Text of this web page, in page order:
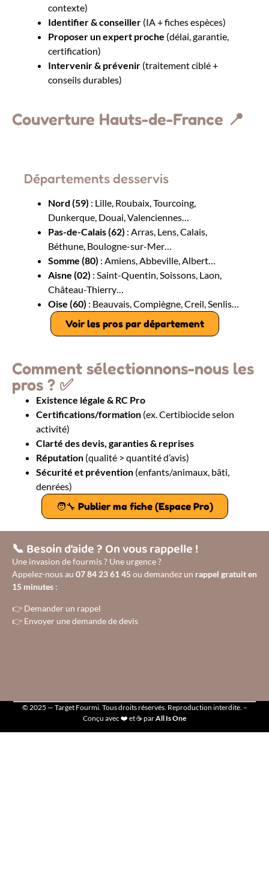
contexte)
Identifier & conseiller (IA + fiches espèces)
Proposer un expert proche (délai, garantie,
certification)
Intervenir & prévenir (traitement ciblé +
conseils durables)
Couverture Hauts-de-France 📍
Départements desservis
Nord (59) : Lille, Roubaix, Tourcoing,
Dunkerque, Douai, Valenciennes…
Pas-de-Calais (62) : Arras, Lens, Calais,
Béthune, Boulogne-sur-Mer…
Somme (80) : Amiens, Abbeville, Albert…
Aisne (02) : Saint-Quentin, Soissons, Laon,
Château-Thierry…
Oise (60) : Beauvais, Compiègne, Creil, Senlis…
Voir les pros par département
Comment sélectionnons-nous les
pros ? ✅
Existence légale & RC Pro
Certifications/formation (ex. Certibiocide selon
activité)
Clarté des devis, garanties & reprises
Réputation (qualité > quantité d’avis)
Sécurité et prévention (enfants/animaux, bâti,
denrées)
🧑‍🔧 Publier ma fiche (Espace Pro)
📞 Besoin d’aide ? On vous rappelle !
Une invasion de fourmis ? Une urgence ?
Appelez-nous au 07 84 23 61 45ou demandez un rappel gratuit en
15 minutes :
👉 Demander un rappel
👉 Envoyer une demande de devis
© 2025 — Target Fourmi. Tous droits réservés. Reproduction interdite. –
Conçu avec ❤️ et ☕ parAll Is One